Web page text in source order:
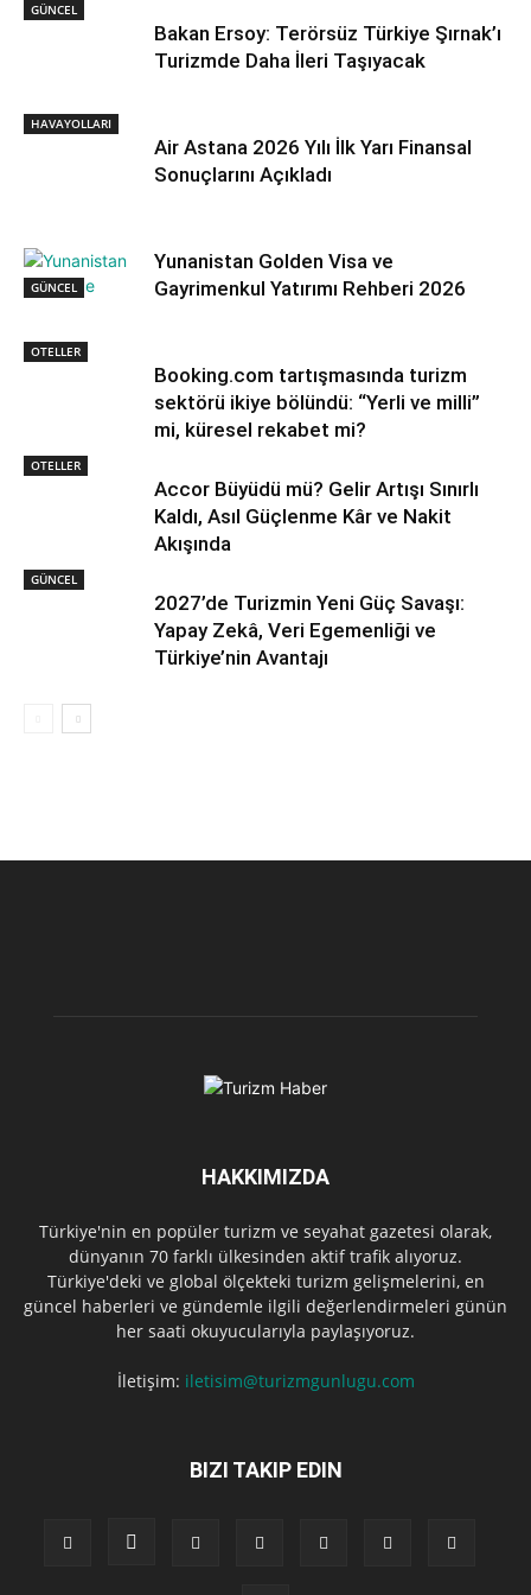
GÜNCEL
Bakan Ersoy: Terörsüz Türkiye Şırnak’ı
Turizmde Daha İleri Taşıyacak
HAVAYOLLARI
Air Astana 2026 Yılı İlk Yarı Finansal
Sonuçlarını Açıkladı
GÜNCEL
Yunanistan Golden Visa ve
Gayrimenkul Yatırımı Rehberi 2026
OTELLER
Booking.com tartışmasında turizm
sektörü ikiye bölündü: “Yerli ve milli”
mi, küresel rekabet mi?
OTELLER
Accor Büyüdü mü? Gelir Artışı Sınırlı
Kaldı, Asıl Güçlenme Kâr ve Nakit
Akışında
GÜNCEL
2027’de Turizmin Yeni Güç Savaşı:
Yapay Zekâ, Veri Egemenliği ve
Türkiye’nin Avantajı
HAKKIMIZDA
Türkiye'nin en popüler turizm ve seyahat gazetesi olarak,
dünyanın 70 farklı ülkesinden aktif trafik alıyoruz.
Türkiye'deki ve global ölçekteki turizm gelişmelerini, en
güncel haberleri ve gündemle ilgili değerlendirmeleri günün
her saati okuyucularıyla paylaşıyoruz.
İletişim: iletisim@turizmgunlugu.com
BIZI TAKIP EDIN